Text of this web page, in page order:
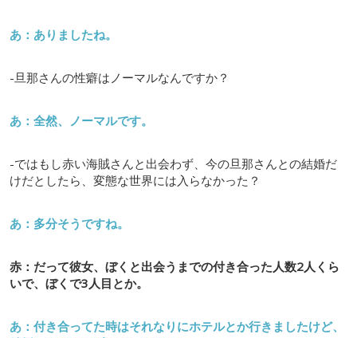
あ：ありましたね。
-旦那さんの性癖はノーマルなんですか？
あ：全然、ノーマルです。
-ではもし赤い海賊さんと出会わず、今の旦那さんとの結婚だ
けだとしたら、変態な世界には入らなかった？
あ：多分そうですね。
赤：だって彼女、ぼくと出会うまでの付き合った人数2人くら
いで、ぼくで3人目とか。
あ：付き合ってた時はそれなりにホテルとか行きましたけど、